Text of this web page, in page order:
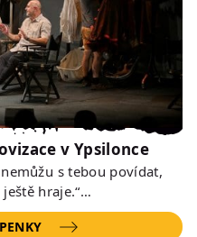
v Ypsilonce
s tebou povídat,
hraje.“…